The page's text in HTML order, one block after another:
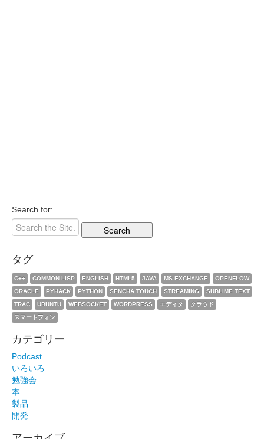
Search for:
タグ
C++ COMMON LISP ENGLISH HTML5 JAVA MS EXCHANGE
OPENFLOW
ORACLE
PYHACK PYTHON SENCHA TOUCH STREAMING
SUBLIME TEXT
TRAC
UBUNTU WEBSOCKET WORDPRESS エディタ
クラウド
スマートフォン
カテゴリー
Podcast
いろいろ
勉強会
本
製品
開発